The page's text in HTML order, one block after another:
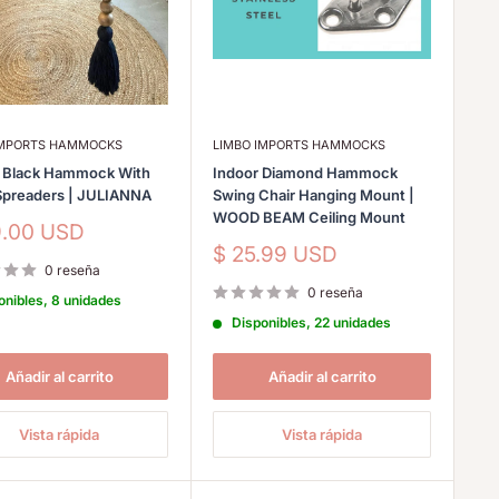
HAMMOCKS
Hammock With
| JULIANNA
USD
0 reseña
8 unidades
Añadir al carrito
Vista rápida
LIMBO IMPORTS HAMMOCKS
Indoor Diamond Hammock
Swing Chair Hanging Mount |
WOOD BEAM Ceiling Mount
Precio
venta
$ 25.99 USD
0 reseña
Disponibles, 22 unidades
Añadir al carrito
Vista rápida